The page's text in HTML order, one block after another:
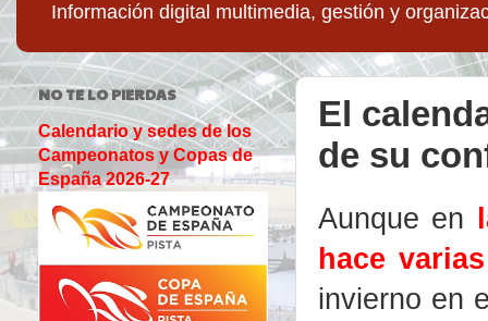
Información digital multimedia, gestión y
El
de su
Aunque en
hace
invierno en
NO TE LO PIERDAS
Calendario y sedes de los
Campeonatos y Copas de
España 2026-27